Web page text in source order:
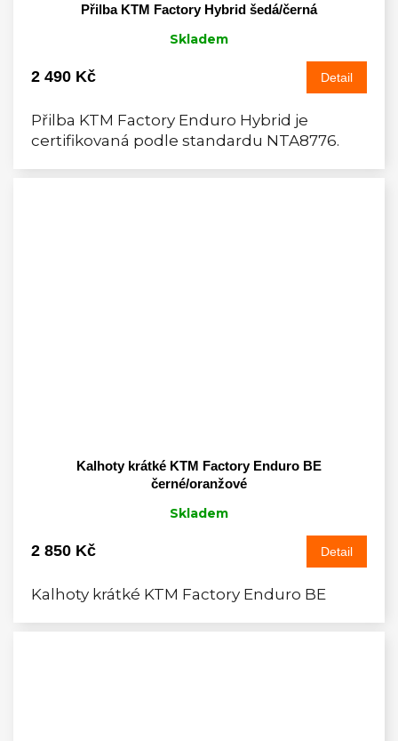
Přilba KTM Factory Hybrid šedá/černá
Skladem
2 490 Kč Detail
Přilba KTM Factory Enduro Hybrid je
certifikovaná podle standardu NTA8776.
Kalhoty krátké KTM Factory Enduro BE
černé/oranžové
Skladem
2 850 Kč Detail
Kalhoty krátké KTM Factory Enduro BE